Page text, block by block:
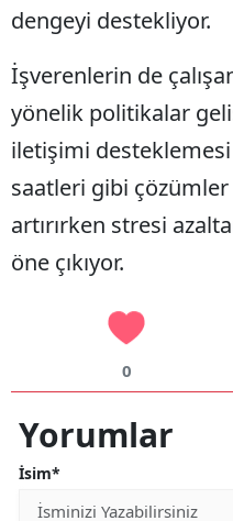
dengeyi destekliyor.
İşverenlerin de
yönelik politikalar
iletişimi desteklemesi
saatleri gibi
artırırken stresi
öne çıkıyor.
0
Yorumlar
İsim*